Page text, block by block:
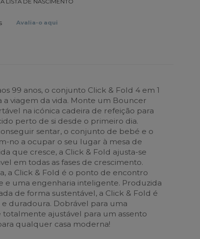
Avalia-o aqui
99 anos, o conjunto Click & Fold 4 em 1
a viagem da vida. Monte um Bouncer
na icónica cadeira de refeição para
perto de si desde o primeiro dia.
sentar, o conjunto de bebé e o
no a ocupar o seu lugar à mesa de
que cresce, a Click & Fold ajusta-se
em todas as fases de crescimento.
a Click & Fold é o ponto de encontro
e uma engenharia inteligente. Produzida
de forma sustentável, a Click & Fold é
duradoura. Dobrável para uma
ajustável para um assento
qualquer casa moderna!